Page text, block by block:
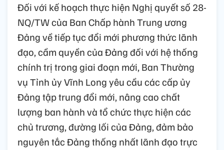
Đối với kế hoạch thực hiện Nghị quyết số 28-
NQ/TW của Ban Chấp hành Trung ương
Đảng về tiếp tục đổi mới phương thức lãnh
đạo, cầm quyền của Đảng đối với hệ thống
chính trị trong giai đoạn mới, Ban Thường
vụ Tỉnh ủy Vĩnh Long yêu cầu các cấp ủy
Đảng tập trung đổi mới, nâng cao chất
lượng ban hành và tổ chức thực hiện các
chủ trương, đường lối của Đảng, đảm bảo
nguyên tắc Đảng thống nhất lãnh đạo trực